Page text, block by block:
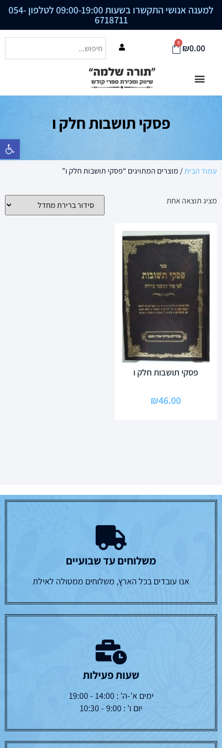
פתח סרגל
למענה אנושי התקשרו בשעות 09:00-19:00 לטלפון 054-
6718711
₪0.00
0
פסקי תושבות חלק ו
עמוד הבית/ מוצרים המתויגים “פסקי תושבות חלק ו”
מציג תוצאה אחת
פסקי תושבות חלק ו
₪46.00
משלוחים עד שבועיים
אנו עובדים בכל הארץ, משלוחים ממטולה לאילת
שעות פעילות
ימים א'-ה' : 14:00 - 19:00
יום ו' : 9:00 - 10:30